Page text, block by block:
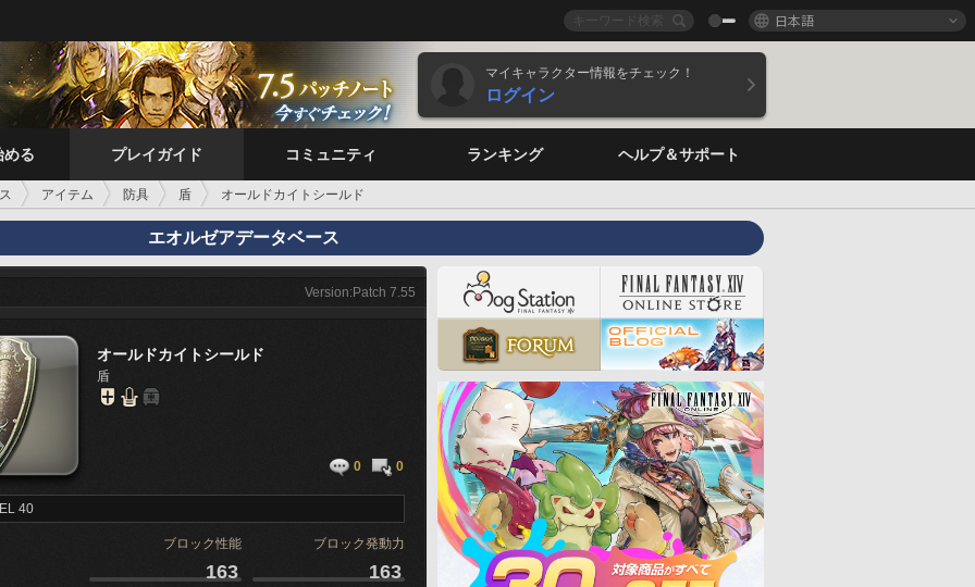
日本語
マイキャラクター情報をチェック！
ログイン
める プレイガイド コミュニティ ランキング ヘルプ＆サポート
アイテム 防具 盾 オールドカイトシールド
エオルゼアデータベース
Version:Patch 7.55
オールドカイトシールド
盾
0 0
40
ブロック性能 ブロック発動力
163 163